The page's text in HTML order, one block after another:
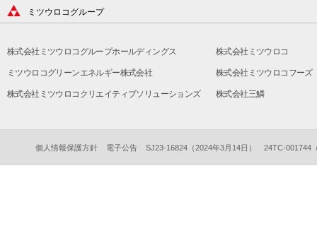
ミツウロコグループ
株式会社ミツウロコグループホールディングス 株式会社ミツウロコ
ミツウロコグリーンエネルギー株式会社 株式会社ミツウロコフーズ
株式会社ミツウロコクリエイティブソリューションズ 株式会社三鱗
個人情報保護方針 電子公告 SJ23-16824（2024年3月14日） 24TC-001744